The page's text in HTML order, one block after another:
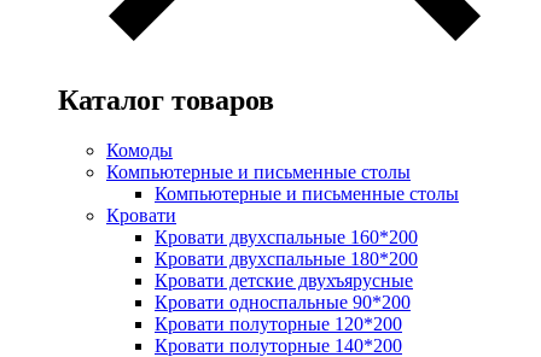
Каталог товаров
Комоды
Компьютерные и письменные столы
Компьютерные и письменные столы
Кровати
Кровати двухспальные 160*200
Кровати двухспальные 180*200
Кровати детские двухъярусные
Кровати односпальные 90*200
Кровати полуторные 120*200
Кровати полуторные 140*200